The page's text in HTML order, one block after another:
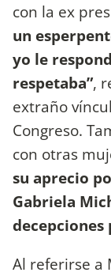
con la ex
un
yo le
respetaba”,
extraño
Congreso.
con otras
su aprecio
Gabriela
decepciones
Al referirse a